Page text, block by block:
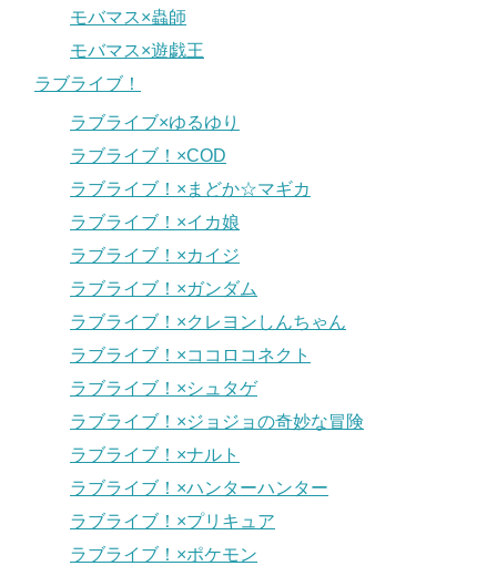
モバマス×蟲師
モバマス×遊戯王
ラブライブ！
ラブライブ×ゆるゆり
ラブライブ！×COD
ラブライブ！×まどか☆マギカ
ラブライブ！×イカ娘
ラブライブ！×カイジ
ラブライブ！×ガンダム
ラブライブ！×クレヨンしんちゃん
ラブライブ！×ココロコネクト
ラブライブ！×シュタゲ
ラブライブ！×ジョジョの奇妙な冒険
ラブライブ！×ナルト
ラブライブ！×ハンターハンター
ラブライブ！×プリキュア
ラブライブ！×ポケモン